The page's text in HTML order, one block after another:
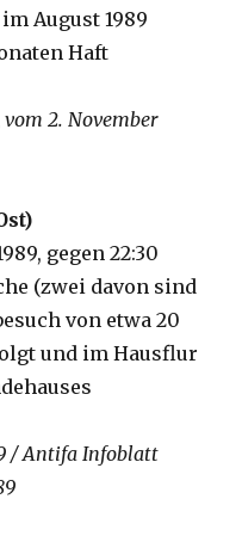
August 1989
Haft
2. November
gegen 22:30
(zwei davon sind
von etwa 20
und im Hausflur
/ Antifa Infoblatt